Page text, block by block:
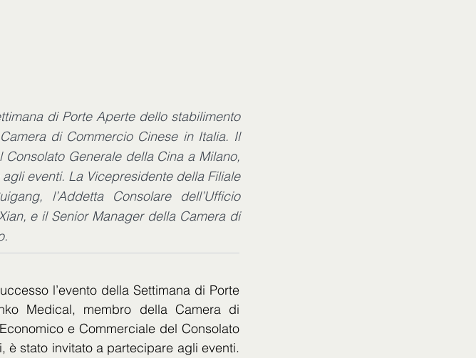
di Porte Aperte dello stabilimento
di Commercio Cinese in Italia. Il
Generale della Cina a Milano,
eventi. La Vicepresidente della Filiale
l’Addetta Consolare dell’Ufficio
e il Senior Manager della Camera di
l’evento della Settimana di Porte
Medical, membro della Camera di
e Commerciale del Consolato
è stato invitato a partecipare agli eventi.